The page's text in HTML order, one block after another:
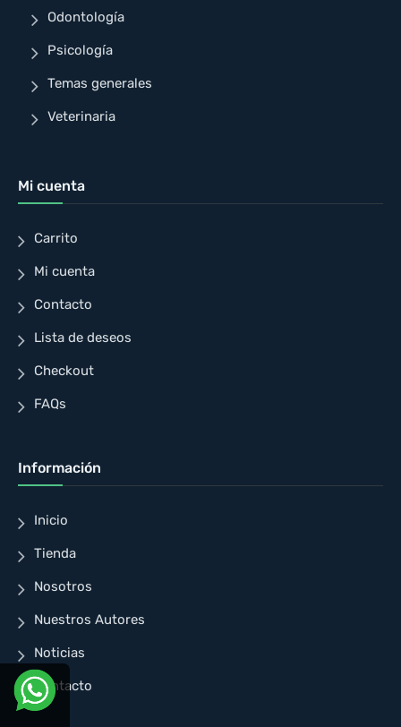
Odontología
Psicología
Temas generales
Veterinaria
Mi cuenta
Carrito
Mi cuenta
Contacto
Lista de deseos
Checkout
FAQs
Información
Inicio
Tienda
Nosotros
Nuestros Autores
Noticias
Contacto